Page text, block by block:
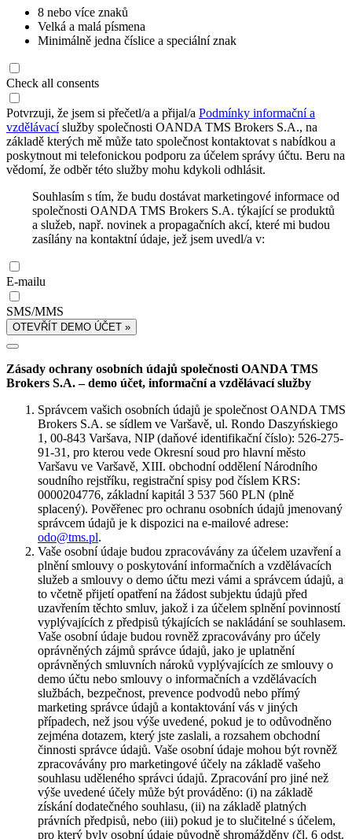
8 nebo více znaků
Velká a malá písmena
Minimálně jedna číslice a speciální znak
Check all consents
Potvrzuji, že jsem si přečetl/a a přijal/a Podmínky informační a
vzdělávacíslužby společnosti OANDA TMS Brokers S.A., na
základě kterých mě může tato společnost kontaktovat s nabídkou a
poskytnout mi telefonickou podporu za účelem správy účtu. Beru na
vědomí, že odběr této služby mohu kdykoli odhlásit.
Souhlasím s tím, že budu dostávat marketingové informace od
společnosti OANDA TMS Brokers S.A. týkající se produktů
a služeb, např. novinek a propagačních akcí, které mi budou
zasílány na kontaktní údaje, jež jsem uvedl/a v:
E-mailu
SMS/MMS
OTEVŘÍT DEMO ÚČET »
Zásady ochrany osobních údajů společnosti OANDA TMS
Brokers S.A. – demo účet, informační a vzdělávací služby
Správcem vašich osobních údajů je společnost OANDA TMS
Brokers S.A. se sídlem ve Varšavě, ul. Rondo Daszyńskiego
1, 00-843 Varšava, NIP (daňové identifikační číslo): 526-275-
91-31, pro kterou vede Okresní soud pro hlavní město
Varšavu ve Varšavě, XIII. obchodní oddělení Národního
soudního rejstříku, registrační spisy pod číslem KRS:
0000204776, základní kapitál 3 537 560 PLN (plně
splacený). Pověřenec pro ochranu osobních údajů jmenovaný
správcem údajů je k dispozici na e-mailové adrese:
odo@tms.pl.
Vaše osobní údaje budou zpracovávány za účelem uzavření a
plnění smlouvy o poskytování informačních a vzdělávacích
služeb a smlouvy o demo účtu mezi vámi a správcem údajů, a
to včetně přijetí opatření na žádost subjektu údajů před
uzavřením těchto smluv, jakož i za účelem splnění povinností
vyplývajících z předpisů týkajících se nakládání se souhlasem.
Vaše osobní údaje budou rovněž zpracovávány pro účely
oprávněných zájmů správce údajů, jako je uplatnění
oprávněných smluvních nároků vyplývajících ze smlouvy o
demo účtu nebo smlouvy o informačních a vzdělávacích
službách, bezpečnost, prevence podvodů nebo přímý
marketing správce údajů a kontaktování vás v jiných
případech, než jsou výše uvedené, pokud je to odůvodněno
zejména dotazem, který jste zaslali, a rozsahem obchodní
činnosti správce údajů. Vaše osobní údaje mohou být rovněž
zpracovávány pro marketingové účely na základě vašeho
souhlasu uděleného správci údajů. Zpracování pro jiné než
výše uvedené účely může být prováděno: (i) na základě
získání dodatečného souhlasu, (ii) na základě platných
právních předpisů, nebo (iii) pokud je to slučitelné s účelem,
pro který byly osobní údaje původně shromážděny (čl. 6 odst.